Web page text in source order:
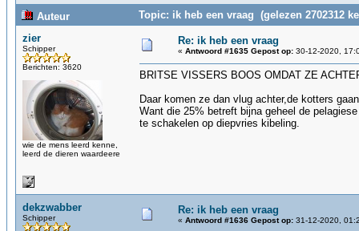
Auteur
Topic: ik heb een vraag (gelezen 2702312
zier
Schipper
Berichten: 3620
wie de mens leerd kenne,
leerd de dieren waardeere
Re: ik heb een vraag
« Antwoord #1635 Gepost op: 30-12-2020,
BRITSE VISSERS BOOS OMDAT ZE
Daar komen ze dan vlug achter,de kotters
Want die 25% betreft bijna geheel de
te schakelen op diepvries kibeling.
dekzwabber
Schipper
Re: ik heb een vraag
« Antwoord #1636 Gepost op: 31-12-2020,